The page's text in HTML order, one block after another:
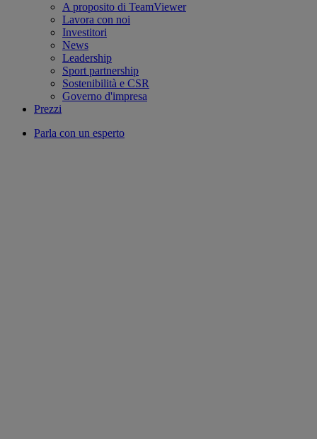
A proposito di TeamViewer
Lavora con noi
Investitori
News
Leadership
Sport partnership
Sostenibilità e CSR
Governo d'impresa
Prezzi
Parla con un esperto